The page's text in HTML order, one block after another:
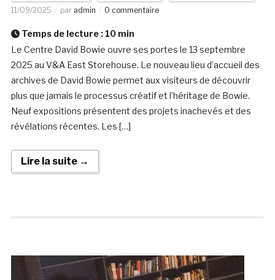
11/09/2025 par admin 0 commentaire
Temps de lecture : 10 min
Le Centre David Bowie ouvre ses portes le 13 septembre
2025 au V&A East Storehouse. Le nouveau lieu d’accueil des
archives de David Bowie permet aux visiteurs de découvrir
plus que jamais le processus créatif et l’héritage de Bowie.
Neuf expositions présentent des projets inachevés et des
révélations récentes. Les […]
Lire la suite →